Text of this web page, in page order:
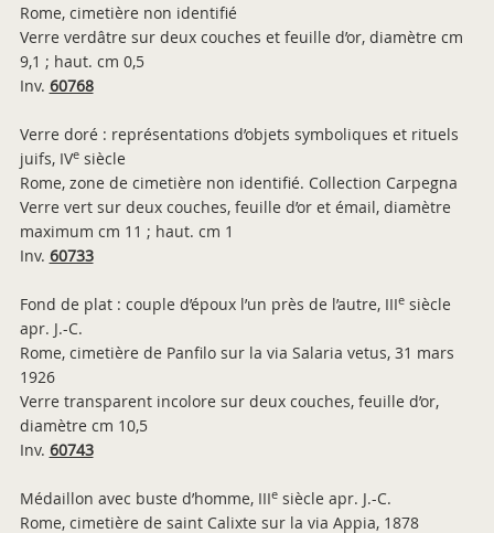
Rome, cimetière non identifié
Verre verdâtre sur deux couches et feuille d’or, diamètre cm
9,1 ; haut. cm 0,5
Inv. 60768
Verre doré : représentations d’objets symboliques et rituels
juifs, IVesiècle
Rome, zone de cimetière non identifié. Collection Carpegna
Verre vert sur deux couches, feuille d’or et émail, diamètre
maximum cm 11 ; haut. cm 1
Inv. 60733
Fond de plat : couple d’époux l’un près de l’autre, IIIesiècle
apr. J.-C.
Rome, cimetière de Panfilo sur la via Salaria vetus, 31 mars
1926
Verre transparent incolore sur deux couches, feuille d’or,
diamètre cm 10,5
Inv. 60743
Médaillon avec buste d’homme, IIIesiècle apr. J.-C.
Rome, cimetière de saint Calixte sur la via Appia, 1878